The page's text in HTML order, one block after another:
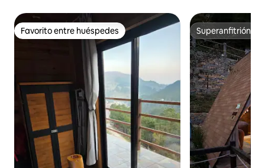
Favorito entre huéspedes
Favorito entre huéspedes Superanfitrión
Superanfitrión